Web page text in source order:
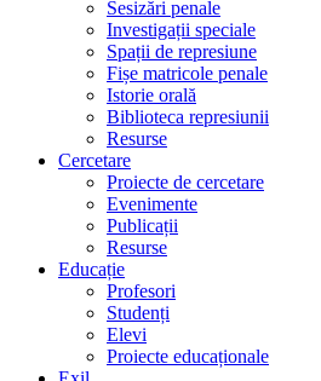
Sesizări penale
Investigații speciale
Spații de represiune
Fișe matricole penale
Istorie orală
Biblioteca represiunii
Resurse
Cercetare
Proiecte de cercetare
Evenimente
Publicații
Resurse
Educație
Profesori
Studenți
Elevi
Proiecte educaționale